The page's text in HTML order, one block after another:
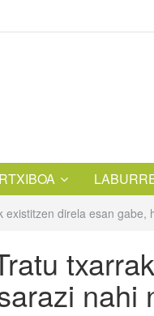
existitzen direla esan gabe,
nahi